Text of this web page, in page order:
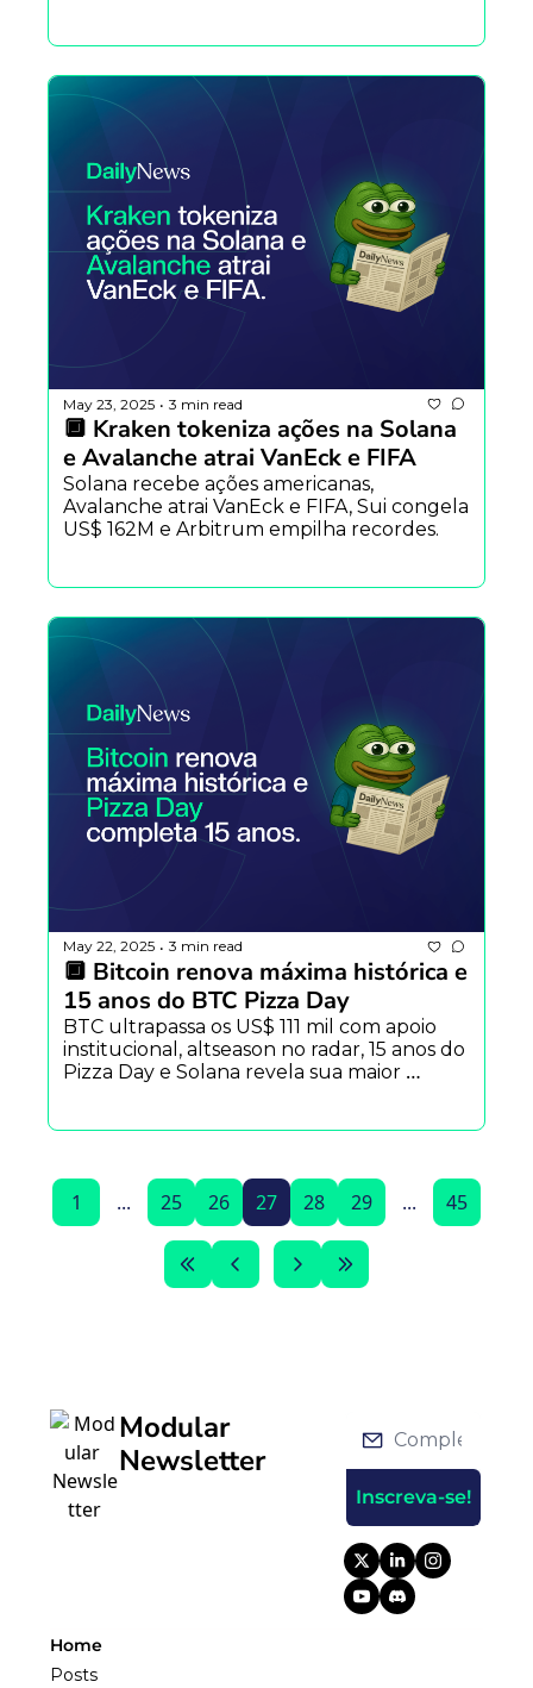
May 23, 2025 • 3 min read
🔲 Kraken tokeniza ações na Solana
e Avalanche atrai VanEck e FIFA
Solana recebe ações americanas,
Avalanche atrai VanEck e FIFA, Sui congela
US$ 162M e Arbitrum empilha recordes.
May 22, 2025 • 3 min read
🔲 Bitcoin renova máxima histórica e
15 anos do BTC Pizza Day
BTC ultrapassa os US$ 111 mil com apoio
institucional, altseason no radar, 15 anos do
Pizza Day e Solana revela sua maior
1 ... 25 26 27 28 29 ... 45
Modular
Newsletter
Inscreva-se!
Home
Posts